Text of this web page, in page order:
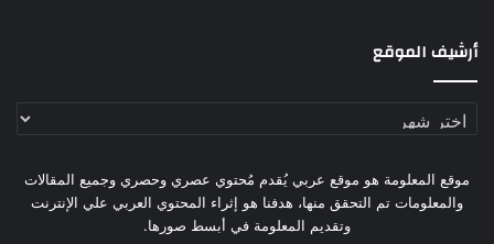
أرشيف الموقع
أرشيف
موقع المعلومة هو موقع عربي يُقدم مُحتوي عصري وحصري وجميع المقالات
والمعلومات تم التحقق منها، هدفنا هو إثراء المحتوي العربي علي الإنترنت
وتقديم المعلومة في أبسط صورها.